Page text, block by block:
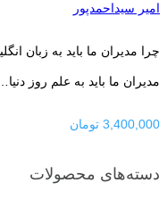
امیر سیداحمدپور
چرا مدیران ما باید به زبان
مدیران ما باید به علم روز دنیا…
3,400,000 تومان
دسته‌های محصولات